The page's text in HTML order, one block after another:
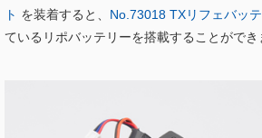
ト を装着すると、 No.73018 TXリフェバッ
ているリポバッテリーを搭載することができ